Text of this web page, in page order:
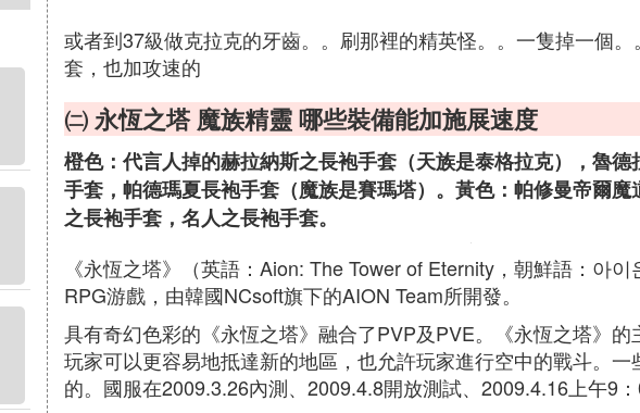
或者到37級做克拉克的牙齒。。刷那裡的精英怪。。一隻掉一個
套，也加攻速的
㈡ 永恆之塔 魔族精靈 哪些裝備能加施展速度
橙色：代言人掉的赫拉納斯之長袍手套（天族是泰格拉克），魯
手套，帕德瑪夏長袍手套（魔族是賽瑪塔）。黃色：帕修曼帝爾
之長袍手套，名人之長袍手套。
《永恆之塔》（英語：Aion: The Tower of Eternity，朝鮮語：아
RPG游戲，由韓國NCsoft旗下的AION Team所開發。
具有奇幻色彩的《永恆之塔》融合了PVP及PVE。《永恆之塔》
玩家可以更容易地抵達新的地區，也允許玩家進行空中的戰斗。
的。國服在2009.3.26內測、2009.4.8開放測試、2009.4.16上午9：